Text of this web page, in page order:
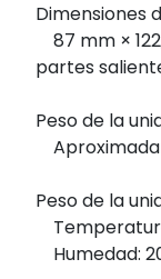
Dimensiones
87 mm ×
partes
Peso de la
Peso de la
Humedad: